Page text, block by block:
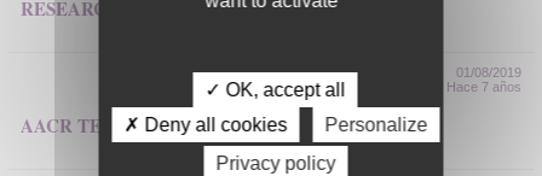
RESEARCH VISIT GRANTS 2019
01/08/2019
Hace 7 años
AACR TEAM SCIENCE AWARD 2019
✓ OK, accept all
✗ Deny all cookies
Personalize
Privacy policy